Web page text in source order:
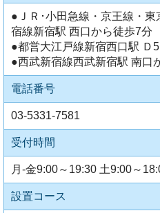
●ＪＲ･小田急線・京王線・
宿線新宿駅 西口から徒歩7分
●都営大江戸線新宿西口駅 Ｄ
●西武新宿線西武新宿駅 南口
電話番号
03-5331-7581
受付時間
月-金9:00～19:30 土9:00～
設置コース